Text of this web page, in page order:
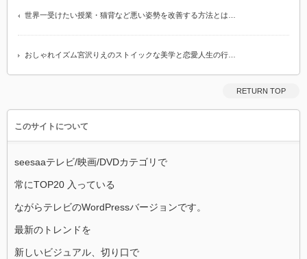
世界一受けたい授業・猫背など悪い姿勢を改善する方法とは…
おしゃれイズム宮沢りえのストイックな美学と恋愛人生の行…
RETURN TOP
このサイトについて
seesaaテレビ/映画/DVDカテゴリで
常にTOP20 入っている
ながらテレビのWordPressバージョンです。
最新のトレンドを
新しいビジュアル、切り口で